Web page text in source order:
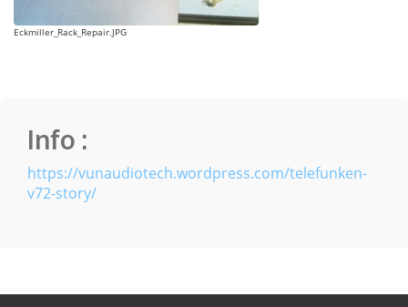
Eckmiller_Rack_Repair.JPG
Info :
https://vunaudiotech.wordpress.com/telefunken-
v72-story/